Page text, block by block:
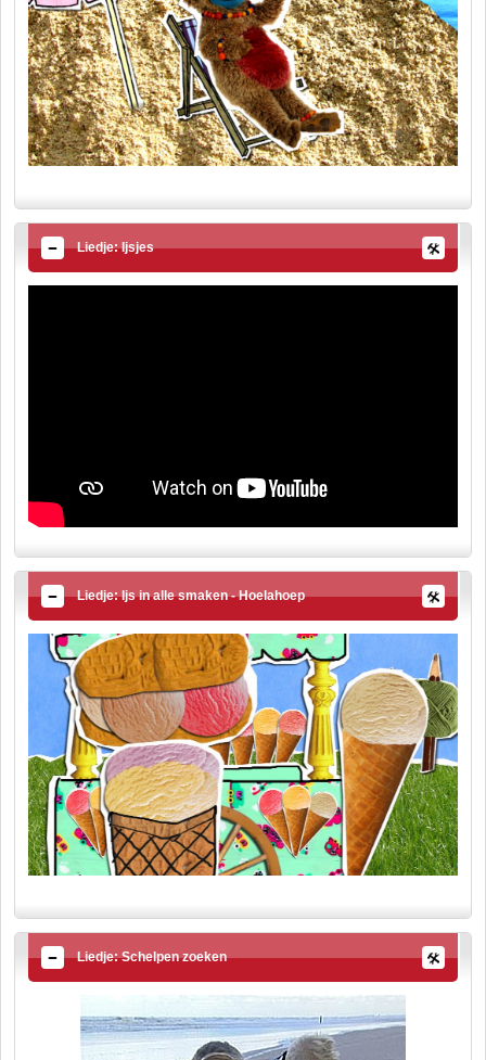
Liedje: Ijsjes
Liedje: Ijs in alle smaken - Hoelahoep
Liedje: Schelpen zoeken